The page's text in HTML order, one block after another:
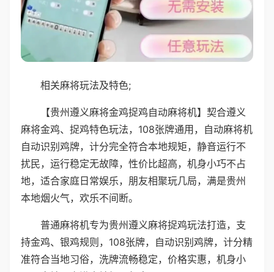
相关麻将玩法及特色;
【贵州遵义麻将金鸡捉鸡自动麻将机】契合遵义
麻将金鸡、捉鸡特色玩法，108张牌通用，自动麻将机
自动识别鸡牌，计分完全符合本地规矩，静音运行不
扰民，运行稳定无故障，性价比超高，机身小巧不占
地，适合家庭日常娱乐，朋友相聚玩几局，满是贵州
本地烟火气，欢乐不间断。
普通麻将机专为贵州遵义麻将捉鸡玩法打造，支
持金鸡、银鸡规则，108张牌，自动识别鸡牌，计分精
准符合当地习俗，洗牌流畅稳定，价格实惠，机身小